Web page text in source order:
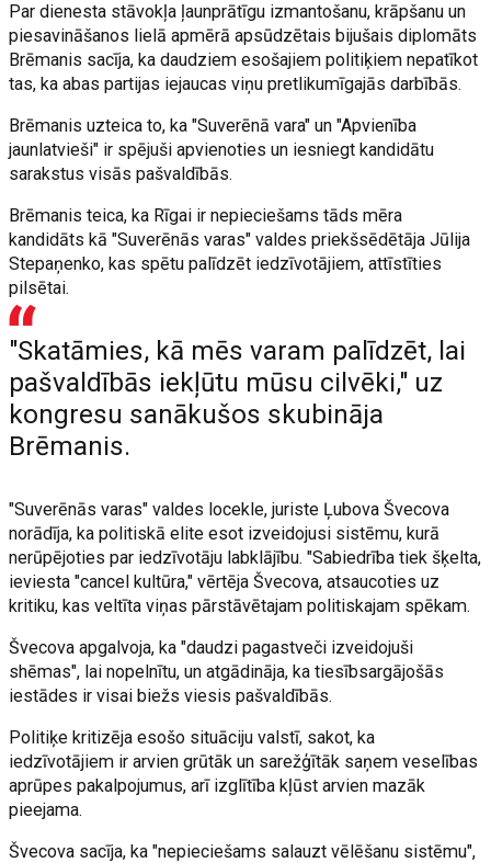
Par dienesta stāvokļa ļaunprātīgu izmantošanu, krāpšanu un
piesavināšanos lielā apmērā apsūdzētais bijušais diplomāts
Brēmanis sacīja, ka daudziem esošajiem politiķiem nepatīkot
tas, ka abas partijas iejaucas viņu pretlikumīgajās darbībās.
Brēmanis uzteica to, ka "Suverēnā vara" un "Apvienība
jaunlatvieši" ir spējuši apvienoties un iesniegt kandidātu
sarakstus visās pašvaldībās.
Brēmanis teica, ka Rīgai ir nepieciešams tāds mēra
kandidāts kā "Suverēnās varas" valdes priekšsēdētāja Jūlija
Stepaņenko, kas spētu palīdzēt iedzīvotājiem, attīstīties
pilsētai.
"Skatāmies, kā mēs varam palīdzēt, lai
pašvaldībās iekļūtu mūsu cilvēki," uz
kongresu sanākušos skubināja
Brēmanis.
"Suverēnās varas" valdes locekle, juriste Ļubova Švecova
norādīja, ka politiskā elite esot izveidojusi sistēmu, kurā
nerūpējoties par iedzīvotāju labklājību. "Sabiedrība tiek šķelta,
ieviesta "cancel kultūra," vērtēja Švecova, atsaucoties uz
kritiku, kas veltīta viņas pārstāvētajam politiskajam spēkam.
Švecova apgalvoja, ka "daudzi pagastveči izveidojuši
shēmas", lai nopelnītu, un atgādināja, ka tiesībsargājošās
iestādes ir visai biežs viesis pašvaldībās.
Politiķe kritizēja esošo situāciju valstī, sakot, ka
iedzīvotājiem ir arvien grūtāk un sarežģītāk saņem veselības
aprūpes pakalpojumus, arī izglītība kļūst arvien mazāk
pieejama.
Švecova sacīja, ka "nepieciešams salauzt vēlēšanu sistēmu",